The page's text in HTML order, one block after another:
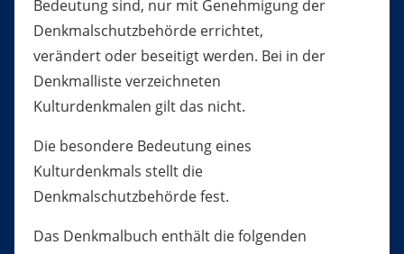
Bedeutung sind, nur mit Genehmigung der
Denkmalschutzbehörde errichtet,
verändert oder beseitigt werden. Bei in der
Denkmalliste verzeichneten
Kulturdenkmalen gilt das nicht.
Die besondere Bedeutung eines
Kulturdenkmals stellt die
Denkmalschutzbehörde fest.
Das Denkmalbuch enthält die folgenden